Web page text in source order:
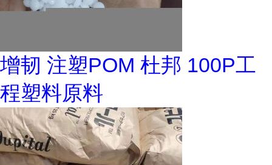
增韧 注塑POM 杜邦 100P工
程塑料原料